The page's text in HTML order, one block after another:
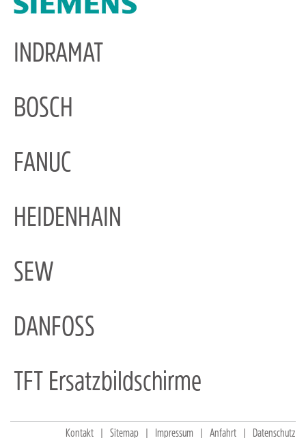
INDRAMAT
BOSCH
FANUC
HEIDENHAIN
SEW
DANFOSS
TFT Ersatzbildschirme
Kontakt Sitemap Impressum Anfahrt Datenschutz